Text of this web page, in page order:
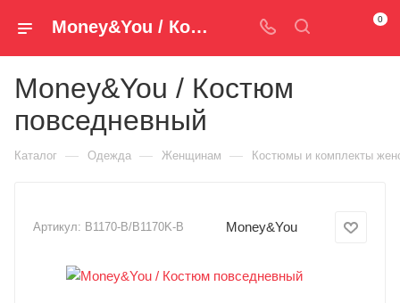
Money&You / Костюм повседневный B1170-B/B1170K-B — купить за 4 990 руб. ₽ в Spm-Shop.ru | Хумтто.РФ - Спорт+Мода 0
Money&You / Костюм
повседневный
Каталог — Одежда — Женщинам — Костюмы и комплекты
Артикул: B1170-B/B1170K-B Money&You